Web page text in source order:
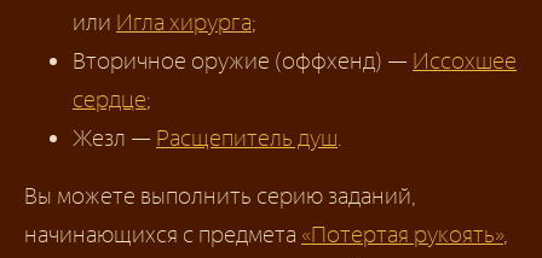
или Игла хирурга;
Вторичное оружие (оффхенд) — Иссохшее
сердце;
Жезл — Расщепитель душ.
Вы можете выполнить серию заданий,
начинающихся с предмета «Потертая рукоять»,